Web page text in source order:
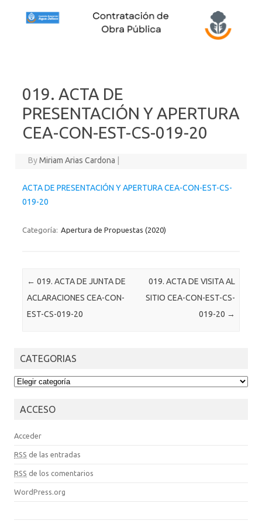
019. ACTA DE
PRESENTACIÓN Y APERTURA
CEA-CON-EST-CS-019-20
ByMiriam Arias Cardona
ACTA DE PRESENTACIÓN Y APERTURA CEA-CON-EST-CS-
019-20
Categoría: Apertura de Propuestas (2020)
Post navigation
← 019. ACTA DE JUNTA DE
ACLARACIONES CEA-CON-
EST-CS-019-20
019. ACTA DE VISITA AL
SITIO CEA-CON-EST-CS-
019-20 →
CATEGORIAS
CATEGORIAS
ACCESO
Acceder
RSS de las entradas
RSS de los comentarios
WordPress.org